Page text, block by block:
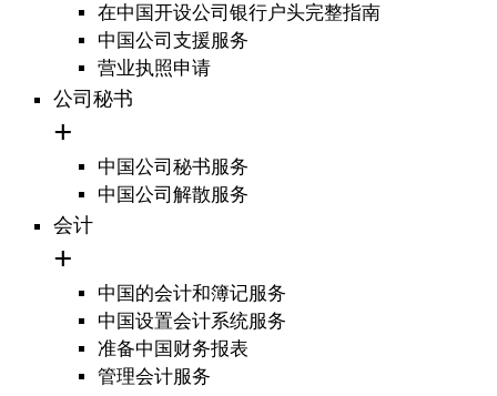
在中国开设公司银行户头完整指南
中国公司支援服务
营业执照申请
公司秘书
中国公司秘书服务
中国公司解散服务
会计
中国的会计和簿记服务
中国设置会计系统服务
准备中国财务报表
管理会计服务